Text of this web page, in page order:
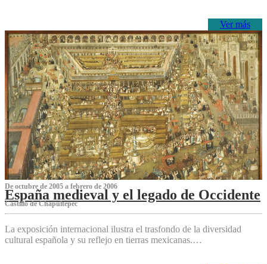
Ver más
De octubre de 2005 a febrero de 2006
España medieval y el legado de Occidente
Castillo de Chapultepec
La exposición internacional ilustra el trasfondo de la diversidad
cultural española y su reflejo en tierras mexicanas.…